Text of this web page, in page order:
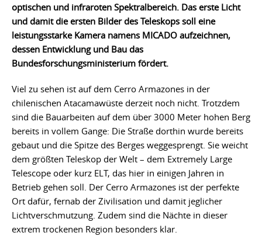
optischen und infraroten Spektralbereich. Das erste Licht
und damit die ersten Bilder des Teleskops soll eine
leistungsstarke Kamera namens MICADO aufzeichnen,
dessen Entwicklung und Bau das
Bundesforschungsministerium fördert.
Viel zu sehen ist auf dem Cerro Armazones in der
chilenischen Atacamawüste derzeit noch nicht. Trotzdem
sind die Bauarbeiten auf dem über 3000 Meter hohen Berg
bereits in vollem Gange: Die Straße dorthin wurde bereits
gebaut und die Spitze des Berges weggesprengt. Sie weicht
dem größten Teleskop der Welt – dem Extremely Large
Telescope oder kurz ELT, das hier in einigen Jahren in
Betrieb gehen soll. Der Cerro Armazones ist der perfekte
Ort dafür, fernab der Zivilisation und damit jeglicher
Lichtverschmutzung. Zudem sind die Nächte in dieser
extrem trockenen Region besonders klar.